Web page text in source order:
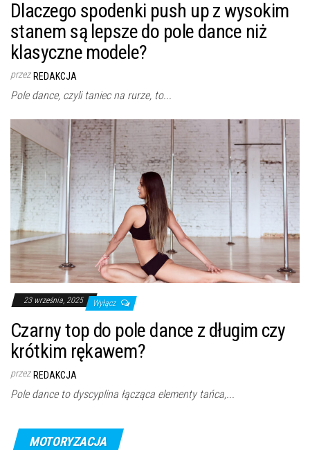
Dlaczego spodenki push up z wysokim
stanem są lepsze do pole dance niż
klasyczne modele?
przez REDAKCJA
Pole dance, czyli taniec na rurze, to...
23 września, 2025 Wyłącz
Czarny top do pole dance z długim czy
krótkim rękawem?
przez REDAKCJA
Pole dance to dyscyplina łącząca elementy tańca,...
MOTORYZACJA